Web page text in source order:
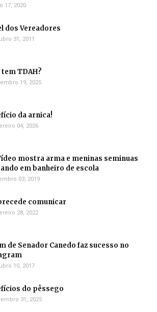
17, 2020
dos Vereadores
31, 2011
tem TDAH?
19, 2025
da arnica!
04, 2026
mostra arma e meninas seminuas
em banheiro de escola
03, 2019
comunicar
28, 2022
de Senador Canedo faz sucesso no
10, 2017
do pêssego
31, 2025